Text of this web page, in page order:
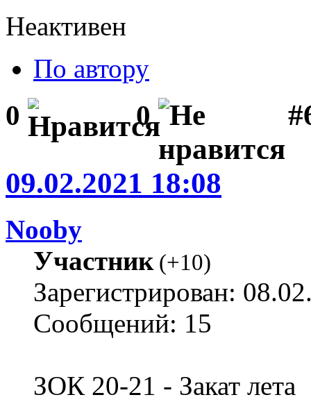
Неактивен
По автору
0 0
09.02.2021 18:08
Nooby
Участник(+10)
Зарегистрирован:
Сообщений: 15
ЗОК 20-21 - Закат лета